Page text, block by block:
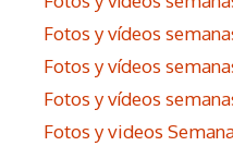
Fotos y vídeos
Fotos y vídeos
Fotos y vídeos
Fotos y videos